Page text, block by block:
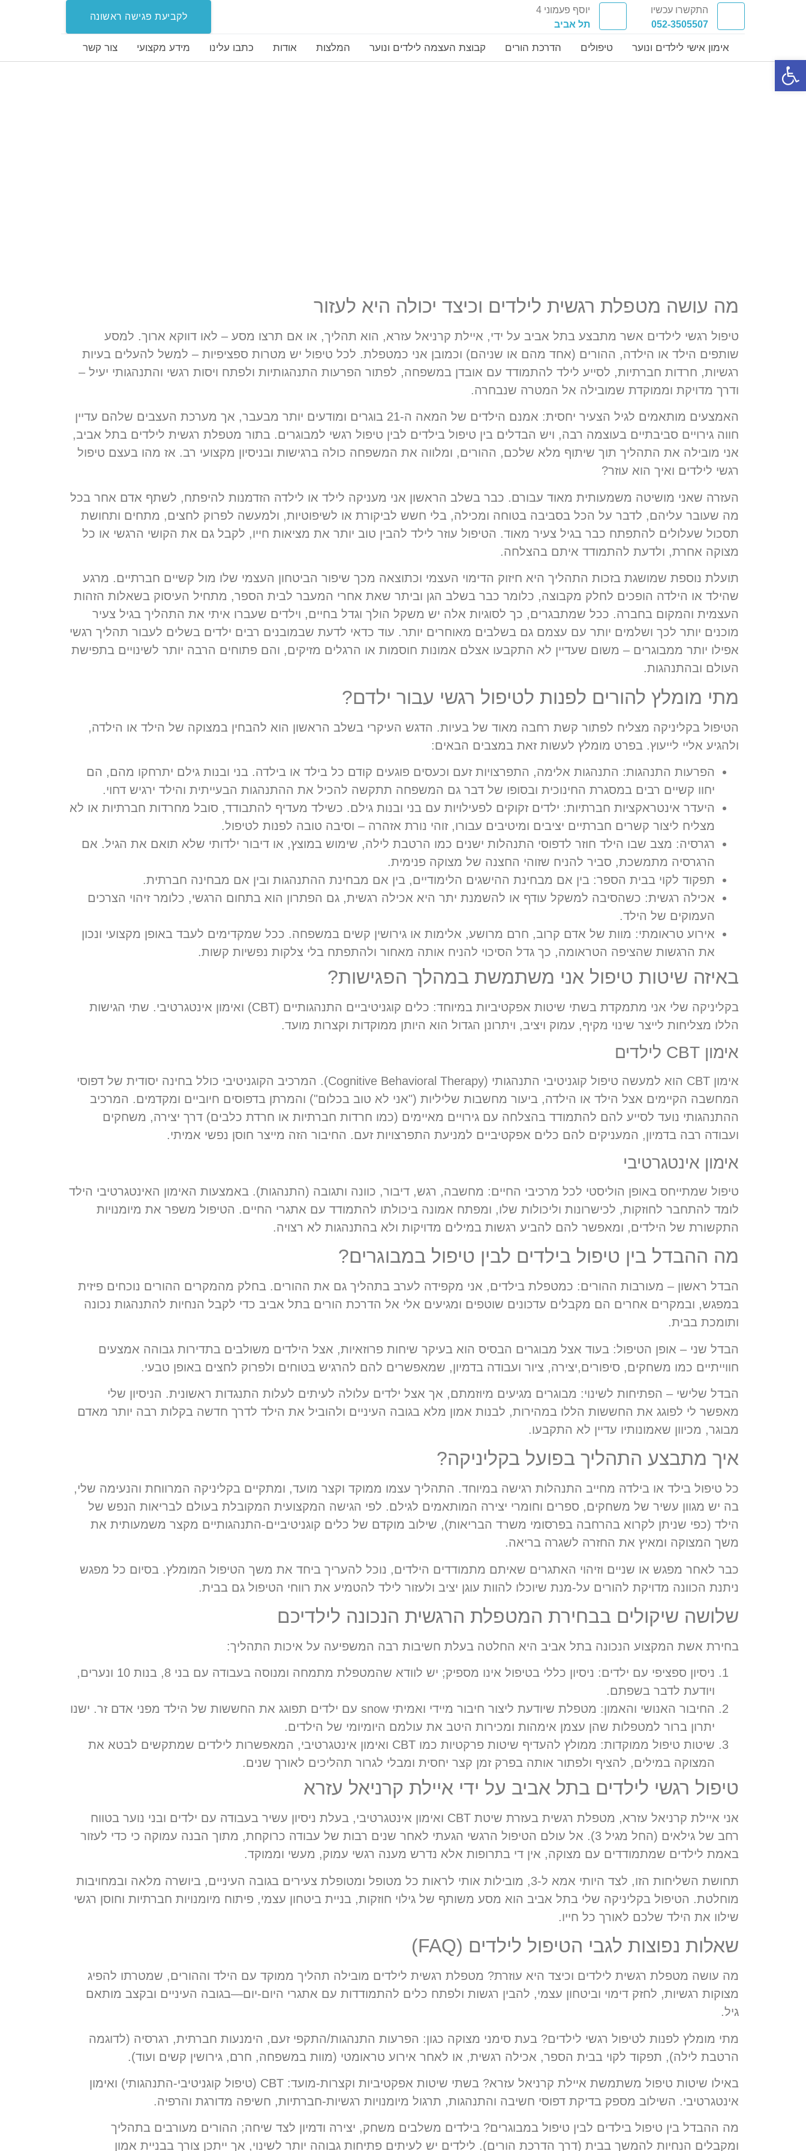
התקשרו עכשיו
052-3505507
יוסף פעמוני 4
תל אביב
לקביעת פגישה ראשונה
אימון אישי לילדים ונוער טיפולים הדרכת הורים קבוצת העצמה לילדים ונוער המלצות אודות כתבו עלינו מידע מקצועי צור קשר
מה עושה מטפלת רגשית לילדים וכיצד יכולה היא לעזור
טיפול רגשי לילדים אשר מתבצע בתל אביב על ידי, איילת קרניאל עזרא, הוא תהליך, או אם תרצו מסע – לאו דווקא ארוך. למסע
שותפים הילד או הילדה, ההורים (אחד מהם או שניהם) וכמובן אני כמטפלת. לכל טיפול יש מטרות ספציפיות – למשל להעלים בעיות
רגשיות, חרדות חברתיות, לסייע לילד להתמודד עם אובדן במשפחה, לפתור הפרעות התנהגותיות ולפתח ויסות רגשי והתנהגותי יעיל –
ודרך מדויקת וממוקדת שמובילה אל המטרה שנבחרה.
האמצעים מותאמים לגיל הצעיר יחסית: אמנם הילדים של המאה ה-21 בוגרים ומודעים יותר מבעבר, אך מערכת העצבים שלהם עדיין
חווה גירויים סביבתיים בעוצמה רבה, ויש הבדלים בין טיפול בילדים לבין טיפול רגשי למבוגרים. בתור מטפלת רגשית לילדים בתל אביב,
אני מובילה את התהליך תוך שיתוף מלא שלכם, ההורים, ומלווה את המשפחה כולה ברגישות ובניסיון מקצועי רב. אז מהו בעצם טיפול
רגשי לילדים ואיך הוא עוזר?
העזרה שאני מושיטה משמעותית מאוד עבורם. כבר בשלב הראשון אני מעניקה לילד או לילדה הזדמנות להיפתח, לשתף אדם אחר בכל
מה שעובר עליהם, לדבר על הכל בסביבה בטוחה ומכילה, בלי חשש לביקורת או לשיפוטיות, ולמעשה לפרוק לחצים, מתחים ותחושת
תסכול שעלולים להתפתח כבר בגיל צעיר מאוד. הטיפול עוזר לילד להבין טוב יותר את מציאות חייו, לקבל גם את הקושי הרגשי או כל
מצוקה אחרת, ולדעת להתמודד איתם בהצלחה.
תועלת נוספת שמושגת בזכות התהליך היא חיזוק הדימוי העצמי וכתוצאה מכך שיפור הביטחון העצמי שלו מול קשיים חברתיים. מרגע
שהילד או הילדה הופכים לחלק מקבוצה, כלומר כבר בשלב הגן וביתר שאת אחרי המעבר לבית הספר, מתחיל העיסוק בשאלות הזהות
העצמית והמקום בחברה. ככל שמתבגרים, כך לסוגיות אלה יש משקל הולך וגדל בחיים, וילדים שעברו איתי את התהליך בגיל צעיר
מוכנים יותר לכך ושלמים יותר עם עצמם גם בשלבים מאוחרים יותר. עוד כדאי לדעת שבמובנים רבים ילדים בשלים לעבור תהליך רגשי
אפילו יותר ממבוגרים – משום שעדיין לא התקבעו אצלם אמונות חוסמות או הרגלים מזיקים, והם פתוחים הרבה יותר לשינויים בתפישת
העולם ובהתנהגות.
מתי מומלץ להורים לפנות לטיפול רגשי עבור ילדם?
הטיפול בקליניקה מצליח לפתור קשת רחבה מאוד של בעיות. הדגש העיקרי בשלב הראשון הוא להבחין במצוקה של הילד או הילדה,
ולהגיע אליי לייעוץ. בפרט מומלץ לעשות זאת במצבים הבאים:
הפרעות התנהגות: התנהגות אלימה, התפרצויות זעם וכעסים פוגעים קודם כל בילד או בילדה. בני ובנות גילם יתרחקו מהם, הם
יחוו קשיים רבים במסגרת החינוכית ובסופו של דבר גם המשפחה תתקשה להכיל את ההתנהגות הבעייתית והילד ירגיש דחוי.
היעדר אינטראקציות חברתיות: ילדים זקוקים לפעילויות עם בני ובנות גילם. כשילד מעדיף להתבודד, סובל מחרדות חברתיות או לא
מצליח ליצור קשרים חברתיים יציבים ומיטיבים עבורו, זוהי נורת אזהרה – וסיבה טובה לפנות לטיפול.
רגרסיה: מצב שבו הילד חוזר לדפוסי התנהלות ישנים כמו הרטבת לילה, שימוש במוצץ, או דיבור ילדותי שלא תואם את הגיל. אם
הרגרסיה מתמשכת, סביר להניח שזוהי החצנה של מצוקה פנימית.
תפקוד לקוי בבית הספר: בין אם מבחינת ההישגים הלימודיים, בין אם מבחינת ההתנהגות ובין אם מבחינה חברתית.
אכילה רגשית: כשהסיבה למשקל עודף או להשמנת יתר היא אכילה רגשית, גם הפתרון הוא בתחום הרגשי, כלומר זיהוי הצרכים
העמוקים של הילד.
אירוע טראומתי: מוות של אדם קרוב, חרם מרושע, אלימות או גירושין קשים במשפחה. ככל שמקדימים לעבד באופן מקצועי ונכון
את הרגשות שהציפה הטראומה, כך גדל הסיכוי להניח אותה מאחור ולהתפתח בלי צלקות נפשיות קשות.
באיזה שיטות טיפול אני משתמשת במהלך הפגישות?
בקליניקה שלי אני מתמקדת בשתי שיטות אפקטיביות במיוחד: כלים קוגניטיביים התנהגותיים (CBT) ואימון אינטגרטיבי. שתי הגישות
הללו מצליחות לייצר שינוי מקיף, עמוק ויציב, ויתרונן הגדול הוא היותן ממוקדות וקצרות מועד.
אימון CBT לילדים
אימון CBT הוא למעשה טיפול קוגניטיבי התנהגותי (Cognitive Behavioral Therapy). המרכיב הקוגניטיבי כולל בחינה יסודית של דפוסי
המחשבה הקיימים אצל הילד או הילדה, ביעור מחשבות שליליות ("אני לא טוב בכלום") והמרתן בדפוסים חיוביים ומקדמים. המרכיב
ההתנהגותי נועד לסייע להם להתמודד בהצלחה עם גירויים מאיימים (כמו חרדות חברתיות או חרדת כלבים) דרך יצירה, משחקים
ועבודה רבה בדמיון, המעניקים להם כלים אפקטיביים למניעת התפרצויות זעם. החיבור הזה מייצר חוסן נפשי אמיתי.
אימון אינטגרטיבי
טיפול שמתייחס באופן הוליסטי לכל מרכיבי החיים: מחשבה, רגש, דיבור, כוונה ותגובה (התנהגות). באמצעות האימון האינטגרטיבי הילד
לומד להתחבר לחוזקות, לכישרונות וליכולות שלו, ומפתח אמונה ביכולתו להתמודד עם אתגרי החיים. הטיפול משפר את מיומנויות
התקשורת של הילדים, ומאפשר להם להביע רגשות במילים מדויקות ולא בהתנהגות לא רצויה.
מה ההבדל בין טיפול בילדים לבין טיפול במבוגרים?
הבדל ראשון – מעורבות ההורים: כמטפלת בילדים, אני מקפידה לערב בתהליך גם את ההורים. בחלק מהמקרים ההורים נוכחים פיזית
במפגש, ובמקרים אחרים הם מקבלים עדכונים שוטפים ומגיעים אלי אל הדרכת הורים בתל אביב כדי לקבל הנחיות להתנהגות נכונה
ותומכת בבית.
הבדל שני – אופן הטיפול: בעוד אצל מבוגרים הבסיס הוא בעיקר שיחות פרוזאיות, אצל הילדים משולבים בתדירות גבוהה אמצעים
חווייתיים כמו משחקים, סיפורים,יצירה, ציור ועבודה בדמיון, שמאפשרים להם להרגיש בטוחים ולפרוק לחצים באופן טבעי.
הבדל שלישי – הפתיחות לשינוי: מבוגרים מגיעים מיוזמתם, אך אצל ילדים עלולה לעיתים לעלות התנגדות ראשונית. הניסיון שלי
מאפשר לי לפוגג את החששות הללו במהירות, לבנות אמון מלא בגובה העיניים ולהוביל את הילד לדרך חדשה בקלות רבה יותר מאדם
מבוגר, מכיוון שאמונותיו עדיין לא התקבעו.
איך מתבצע התהליך בפועל בקליניקה?
כל טיפול בילד או בילדה מחייב התנהלות רגישה במיוחד. התהליך עצמו ממוקד וקצר מועד, ומתקיים בקליניקה המרווחת והנעימה שלי,
בה יש מגוון עשיר של משחקים, ספרים וחומרי יצירה המותאמים לגילם. לפי הגישה המקצועית המקובלת בעולם לבריאות הנפש של
הילד (כפי שניתן לקרוא בהרחבה בפרסומי משרד הבריאות), שילוב מוקדם של כלים קוגניטיביים-התנהגותיים מקצר משמעותית את
משך המצוקה ומאיץ את החזרה לשגרה בריאה.
כבר לאחר מפגש או שניים וזיהוי האתגרים שאיתם מתמודדים הילדים, נוכל להעריך ביחד את משך הטיפול המומלץ. בסיום כל מפגש
ניתנת הכוונה מדויקת להורים על-מנת שיוכלו להוות עוגן יציב ולעזור לילד להטמיע את רווחי הטיפול גם בבית.
שלושה שיקולים בבחירת המטפלת הרגשית הנכונה לילדיכם
בחירת אשת המקצוע הנכונה בתל אביב היא החלטה בעלת חשיבות רבה המשפיעה על איכות התהליך:
ניסיון ספציפי עם ילדים:
ניסיון כללי בטיפול אינו מספיק; יש לוודא שהמטפלת מתמחה ומנוסה בעבודה עם בני 8, בנות 10 ונערים,
ויודעת לדבר בשפתם.
החיבור האנושי והאמון:
מטפלת שיודעת ליצור חיבור מיידי ואמיתי snow עם ילדים תפוגג את החששות של הילד מפני אדם זר. ישנו
יתרון ברור למטפלות שהן עצמן אימהות ומכירות היטב את עולמם היומיומי של הילדים.
שיטות טיפול ממוקדות:
ממולץ להעדיף שיטות פרקטיות כמו CBT ואימון אינטגרטיבי, המאפשרות לילדים שמתקשים לבטא את
המצוקה במילים, להציף ולפתור אותה בפרק זמן קצר יחסית ומבלי לגרור תהליכים לאורך שנים.
טיפול רגשי לילדים בתל אביב על ידי איילת קרניאל עזרא
אני איילת קרניאל עזרא, מטפלת רגשית בעזרת שיטת CBT ואימון אינטגרטיבי, בעלת ניסיון עשיר בעבודה עם ילדים ובני נוער בטווח
רחב של גילאים (החל מגיל 3). אל עולם הטיפול הרגשי הגעתי לאחר שנים רבות של עבודה כרוקחת, מתוך הבנה עמוקה כי כדי לעזור
באמת לילדים שמתמודדים עם מצוקה, אין די בתרופות אלא נדרש מענה רגשי עמוק, מעשי וממוקד.
תחושת השליחות הזו, לצד היותי אמא ל-3, מובילות אותי לראות כל מטופל ומטופלת צעירים בגובה העיניים, ביושרה מלאה ובמחויבות
מוחלטת. הטיפול בקליניקה שלי בתל אביב הוא מסע משותף של גילוי חוזקות, בניית ביטחון עצמי, פיתוח מיומנויות חברתיות וחוסן רגשי
שילוו את הילד שלכם לאורך כל חייו.
שאלות נפוצות לגבי הטיפול לילדים (FAQ)
מה עושה מטפלת רגשית לילדים וכיצד היא עוזרת? מטפלת רגשית לילדים מובילה תהליך ממוקד עם הילד וההורים, שמטרתו להפיג
מצוקות רגשיות, לחזק דימוי וביטחון עצמי, להבין רגשות ולפתח כלים להתמודדות עם אתגרי היום-יום—בגובה העיניים ובקצב מותאם
גיל.
מתי מומלץ לפנות לטיפול רגשי לילדים? בעת סימני מצוקה כגון: הפרעות התנהגות/התקפי זעם, הימנעות חברתית, רגרסיה (לדוגמה
הרטבת לילה), תפקוד לקוי בבית הספר, אכילה רגשית, או לאחר אירוע טראומטי (מוות במשפחה, חרם, גירושין קשים ועוד).
באילו שיטות טיפול משתמשת איילת קרניאל עזרא?
בשתי שיטות אפקטיביות וקצרות-מועד: CBT (טיפול קוגניטיבי-התנהגותי) ואימון
אינטגרטיבי. השילוב מספק בדיקת דפוסי חשיבה והתנהגות, תרגול מיומנויות רגשיות-חברתיות, חשיפה מדורגת והרפיה.
מה ההבדל בין טיפול בילדים לבין טיפול במבוגרים? בילדים משלבים משחק, יצירה ודמיון לצד שיחה; ההורים מעורבים בתהליך
ומקבלים הנחיות להמשך בבית (דרך הדרכת הורים). לילדים יש לעיתים פתיחות גבוהה יותר לשינוי, אך ייתכן צורך בבניית אמון
פתח סרגל נגישות